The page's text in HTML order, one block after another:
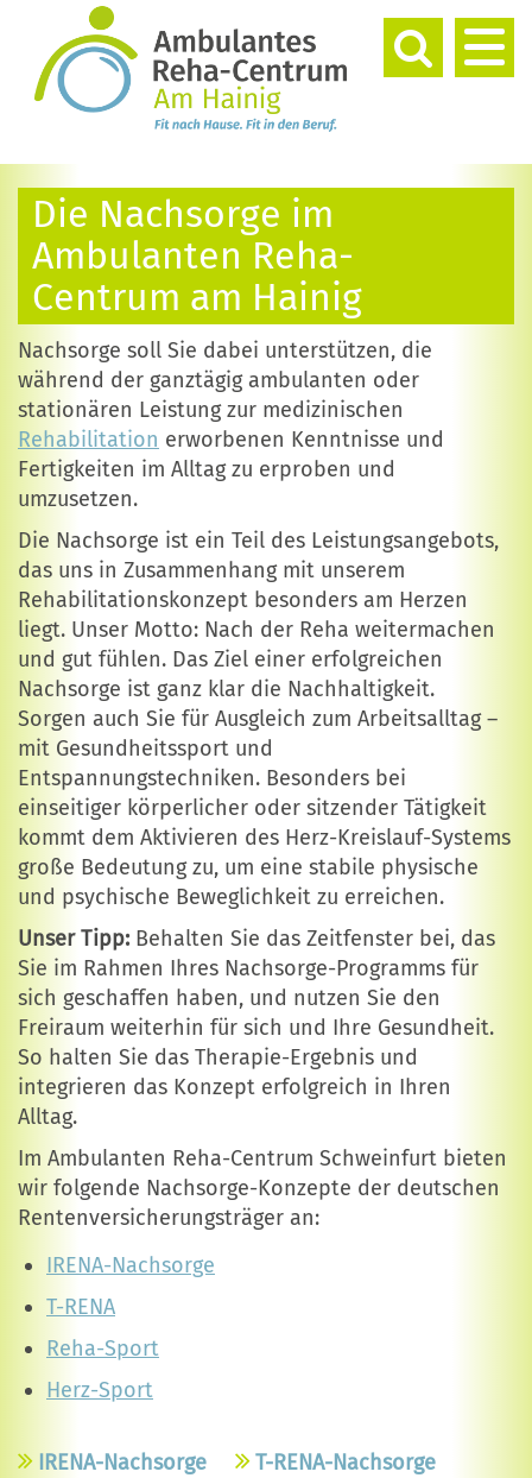
Die Nachsorge im
Ambulanten Reha-
Centrum am Hainig
Nachsorge soll Sie dabei unterstützen, die
während der ganztägig ambulanten oder
stationären Leistung zur medizinischen
Rehabilitation erworbenen Kenntnisse und
Fertigkeiten im Alltag zu erproben und
umzusetzen.
Die Nachsorge ist ein Teil des Leistungsangebots,
das uns in Zusammenhang mit unserem
Rehabilitationskonzept besonders am Herzen
liegt. Unser Motto: Nach der Reha weitermachen
und gut fühlen. Das Ziel einer erfolgreichen
Nachsorge ist ganz klar die Nachhaltigkeit.
Sorgen auch Sie für Ausgleich zum Arbeitsalltag –
mit Gesundheitssport und
Entspannungstechniken. Besonders bei
einseitiger körperlicher oder sitzender Tätigkeit
kommt dem Aktivieren des Herz-Kreislauf-Systems
große Bedeutung zu, um eine stabile physische
und psychische Beweglichkeit zu erreichen.
Unser Tipp: Behalten Sie das Zeitfenster bei, das
Sie im Rahmen Ihres Nachsorge-Programms für
sich geschaffen haben, und nutzen Sie den
Freiraum weiterhin für sich und Ihre Gesundheit.
So halten Sie das Therapie-Ergebnis und
integrieren das Konzept erfolgreich in Ihren
Alltag.
Im Ambulanten Reha-Centrum Schweinfurt bieten
wir folgende Nachsorge-Konzepte der deutschen
Rentenversicherungsträger an:
IRENA-Nachsorge
T-RENA
Reha-Sport
Herz-Sport
IRENA-Nachsorge T-RENA-Nachsorge